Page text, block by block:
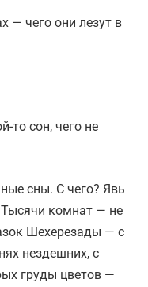
— чего они лезут в
то сон, чего не
сны. С чего? Явь
комнат — не
Шехерезады — с
нездешних, с
груды цветов —